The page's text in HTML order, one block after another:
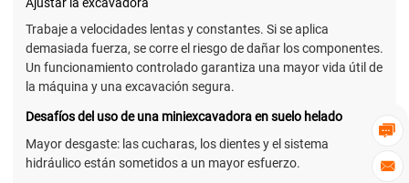


Ajustar la excavadora
Trabaje a velocidades lentas y constantes. Si se aplica
demasiada fuerza, se corre el riesgo de dañar los componentes.
Un funcionamiento controlado garantiza una mayor vida útil de
la máquina y una excavación segura.
Desafíos del uso de una miniexcavadora en suelo helado
Mayor desgaste: las cucharas, los dientes y el sistema
hidráulico están sometidos a un mayor esfuerzo.